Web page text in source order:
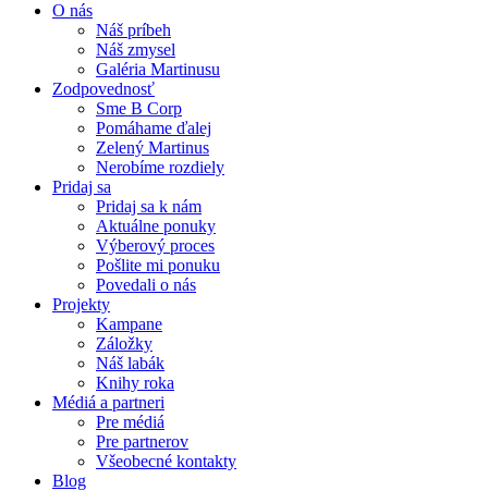
O nás
Náš príbeh
Náš zmysel
Galéria Martinusu
Zodpovednosť
Sme B Corp
Pomáhame ďalej
Zelený Martinus
Nerobíme rozdiely
Pridaj sa
Pridaj sa k nám
Aktuálne ponuky
Výberový proces
Pošlite mi ponuku
Povedali o nás
Projekty
Kampane
Záložky
Náš labák
Knihy roka
Médiá a partneri
Pre médiá
Pre partnerov
Všeobecné kontakty
Blog